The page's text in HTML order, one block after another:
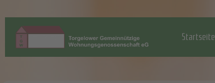
Startseite